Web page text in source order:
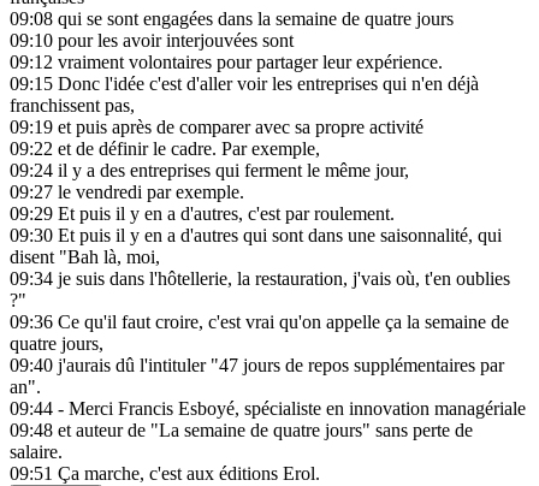
09:08 qui se sont engagées dans la semaine de quatre jours
09:10 pour les avoir interjouvées sont
09:12 vraiment volontaires pour partager leur expérience.
09:15 Donc l'idée c'est d'aller voir les entreprises qui n'en déjà
franchissent pas,
09:19 et puis après de comparer avec sa propre activité
09:22 et de définir le cadre. Par exemple,
09:24 il y a des entreprises qui ferment le même jour,
09:27 le vendredi par exemple.
09:29 Et puis il y en a d'autres, c'est par roulement.
09:30 Et puis il y en a d'autres qui sont dans une saisonnalité, qui
disent "Bah là, moi,
09:34 je suis dans l'hôtellerie, la restauration, j'vais où, t'en oublies
?"
09:36 Ce qu'il faut croire, c'est vrai qu'on appelle ça la semaine de
quatre jours,
09:40 j'aurais dû l'intituler "47 jours de repos supplémentaires par
an".
09:44 - Merci Francis Esboyé, spécialiste en innovation managériale
09:48 et auteur de "La semaine de quatre jours" sans perte de
salaire.
09:51 Ça marche, c'est aux éditions Erol.